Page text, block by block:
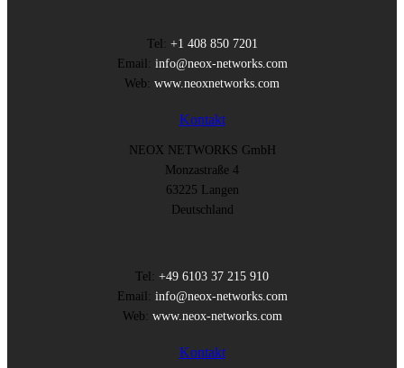
Tel: +1 408 850 7201
Email: info@neox-networks.com
Web: www.neoxnetworks.com
Kontakt
NEOX NETWORKS GmbH
Monzastraße 4
63225 Langen
Deutschland
Tel: +49 6103 37 215 910
Email: info@neox-networks.com
Web: www.neox-networks.com
Kontakt